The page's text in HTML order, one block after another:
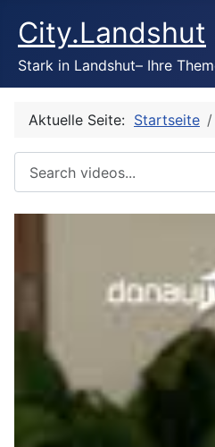
City.Landshut
Stark in Landshut– Ihre
Aktuelle Seite: Startseite